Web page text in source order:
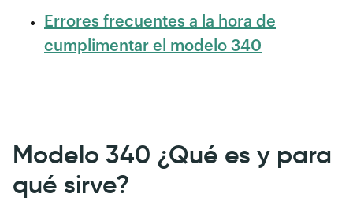
Errores frecuentes a la hora de
cumplimentar el modelo 340
Modelo 340 ¿Qué es y para
qué sirve?